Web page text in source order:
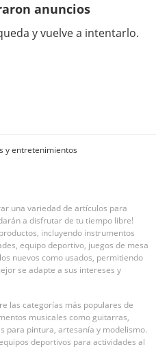
anuncios
y vuelve a intentarlo.
y entretenimientos
una variedad de artículos para
a disfrutar de tu tiempo libre!
incluyendo instrumentos
equipo deportivo, juegos de mesa
nuevos como usados, permitiendo
se adapte a sus intereses y
las categorías más populares de
musicales como guitarras,
para pintura, artesanía y modelismo.
deportivos para actividades al